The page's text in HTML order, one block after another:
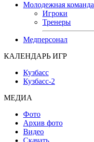
Молодежная команда
Игроки
Тренеры
Медперсонал
КАЛЕНДАРЬ ИГР
Кузбасс
Кузбасс-2
МЕДИА
Фото
Архив фото
Видео
Скачать